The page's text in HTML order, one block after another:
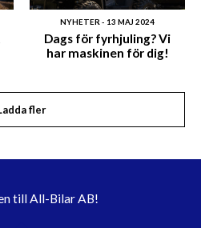
NYHETER - 13 MAJ 2024
Dags för fyrhjuling? Vi
har maskinen för dig!
fler
till All-Bilar AB!